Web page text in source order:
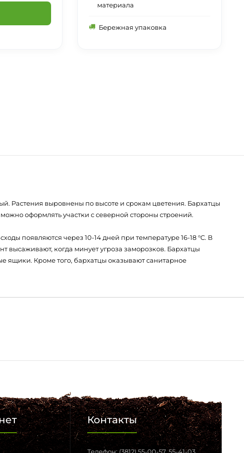
материала
Бережная упаковка
Растения выровнены по высоте и срокам цветения. Бархатцы
оформлять участки с северной стороны строений.
появляются через 10-14 дней при температуре 16-18 °С. В
когда минует угроза заморозков. Бархатцы
ящики. Кроме того, бархатцы оказывают санитарное
Контакты